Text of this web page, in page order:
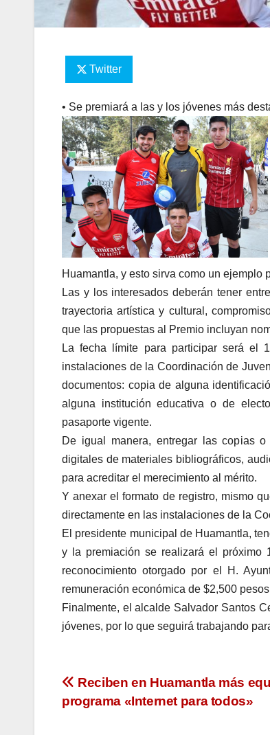
Twitter
• Se premiará a las y los jóvenes más
Huamantla, y esto sirva como un ejemplo
Las y los interesados deberán tener
trayectoria artística y cultural,
que las propuestas al Premio incluyan
La fecha límite para participar será el
instalaciones de la Coordinación de
documentos: copia de alguna
alguna institución educativa o de
pasaporte vigente.
De igual manera, entregar las copias
digitales de materiales bibliográficos,
para acreditar el merecimiento al mérito.
Y anexar el formato de registro, mismo
directamente en las instalaciones de la
El presidente municipal de Huamantla,
y la premiación se realizará el próximo
reconocimiento otorgado por el H.
remuneración económica de $2,500
Finalmente, el alcalde Salvador Santos
jóvenes, por lo que seguirá trabajando
Navegación
de
Reciben en Huamantla más
programa «Internet para todos»